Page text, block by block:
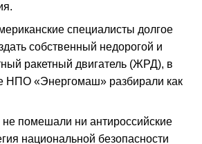
специалисты долгое
собственный недорогой и
ракетный двигатель (ЖРД), в
НПО «Энергомаш» разбирали как
не помешали ни антироссийские
национальной безопасности